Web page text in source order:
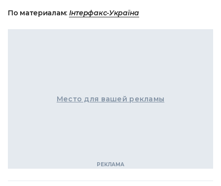
По материалам: Інтерфакс-Україна
Место для вашей рекламы